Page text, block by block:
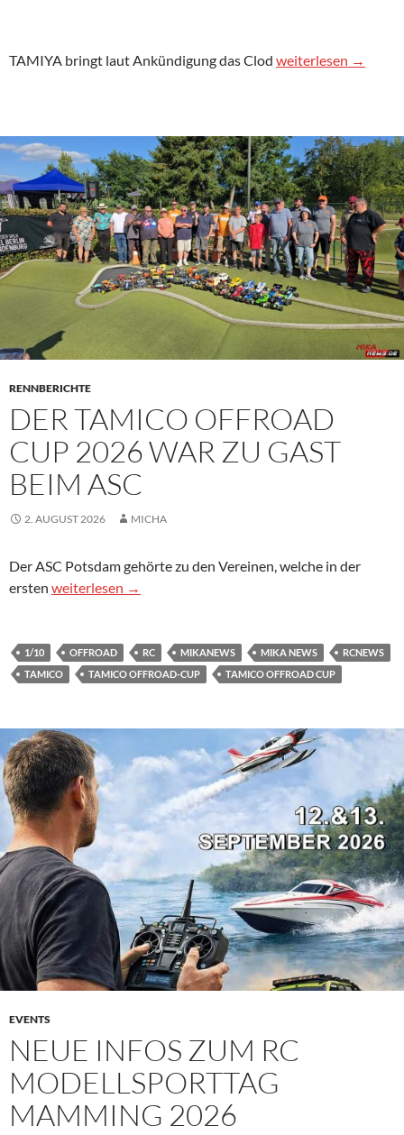
TAMIYA bringt laut Ankündigung das Clod TAMIYA Clod
weiterlesen →
RENNBERICHTE
DER TAMICO OFFROAD
CUP 2026 WAR ZU GAST
BEIM ASC
2. AUGUST 2026 MICHA
Der ASC Potsdam gehörte zu den Vereinen, welche in der
ersten Der Tamico Offroad Cup 2026 war zu Gast beim ASC
weiterlesen →
1/10 OFFROAD RC MIKANEWS MIKA NEWS
RCNEWS
TAMICO
TAMICO OFFROAD-CUP TAMICO OFFROAD CUP
EVENTS
NEUE INFOS ZUM RC
MODELLSPORTTAG
MAMMING 2026